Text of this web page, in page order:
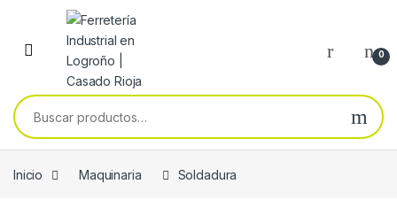
Skip to navigation
Skip to content
0
Buscar por:
Inicio Maquinaria Soldadura